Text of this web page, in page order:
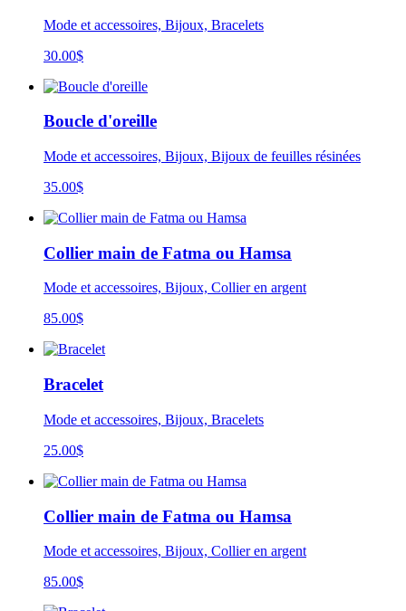
Mode et accessoires, Bijoux, Bracelets
30.00$
Boucle d'oreille
Mode et accessoires, Bijoux, Bijoux de feuilles résinées
35.00$
Collier main de Fatma ou Hamsa
Mode et accessoires, Bijoux, Collier en argent
85.00$
Bracelet
Mode et accessoires, Bijoux, Bracelets
25.00$
Collier main de Fatma ou Hamsa
Mode et accessoires, Bijoux, Collier en argent
85.00$